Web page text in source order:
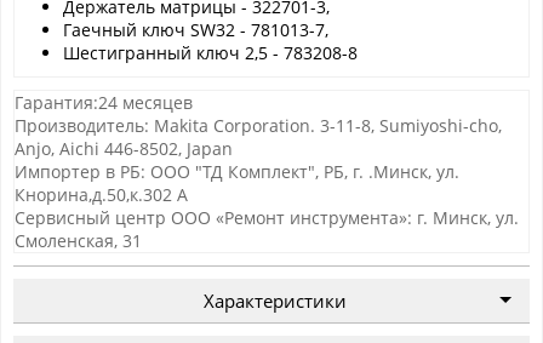
Держатель матрицы - 322701-3,
Гаечный ключ SW32 - 781013-7,
Шестигранный ключ 2,5 - 783208-8
Гарантия:24 месяцев
Производитель: Makita Corporation. 3-11-8, Sumiyoshi-cho,
Anjo, Aichi 446-8502, Japan
Импортер в РБ: ООО "ТД Комплект", РБ, г. .Минск, ул.
Кнорина,д.50,к.302 А
Сервисный центр ООО «Ремонт инструмента»: г. Минск, ул.
Смоленская, 31
Характеристики